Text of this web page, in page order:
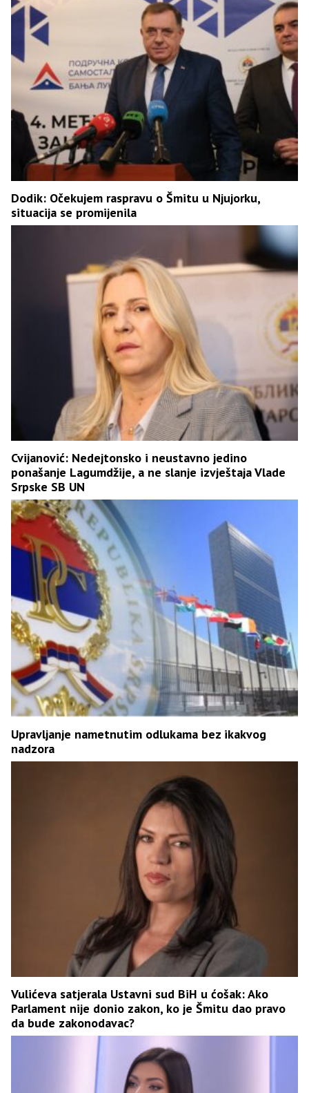
Dodik: Očekujem raspravu o Šmitu u Njujorku,
situacija se promijenila
Cvijanović: Nedejtonsko i neustavno jedino
ponašanje Lagumdžije, a ne slanje izvještaja Vlade
Srpske SB UN
Upravljanje nametnutim odlukama bez ikakvog
nadzora
Vulićeva satjerala Ustavni sud BiH u ćošak: Ako
Parlament nije donio zakon, ko je Šmitu dao pravo
da bude zakonodavac?